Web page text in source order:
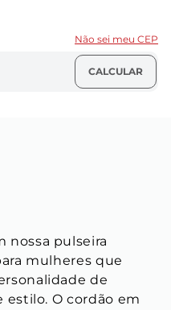
Não sei meu CEP
nossa pulseira
mulheres que
de
estilo. O cordão em